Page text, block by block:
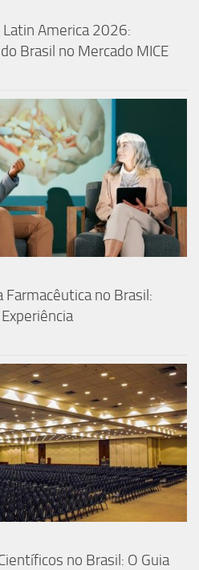
Latin America 2026:
Brasil no Mercado MICE
no Brasil:
no Brasil: O Guia